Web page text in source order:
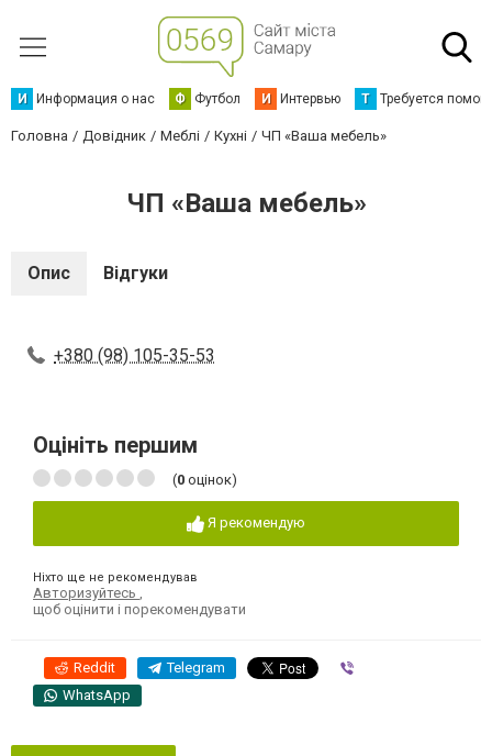
И Информация о нас Ф Футбол И Интервью Т Требуется
Головна Довідник Меблі Кухні ЧП «Ваша мебель»
ЧП «Ваша мебель»
Опис Відгуки
+380 (98) 105-35-53
Оцініть першим
(0 оцінок)
Я рекомендую
Ніхто ще не рекомендував
Авторизуйтесь
щоб оцінити і порекомендувати
Reddit Telegram
WhatsApp